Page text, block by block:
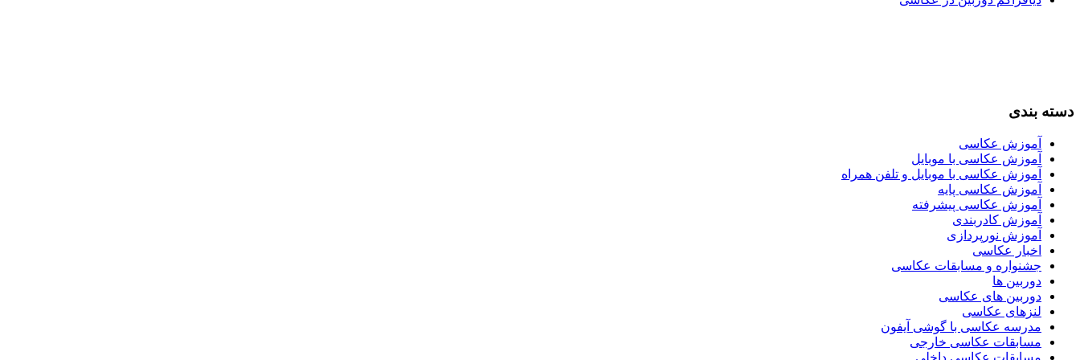
دسته بندی
آموزش عکاسی
آموزش عکاسی با موبایل
آموزش عکاسی با موبایل و تلفن همراه
آموزش عکاسی پایه
آموزش عکاسی پیشرفته
آموزش کادربندی
آموزش نورپردازی
اخبار عکاسی
جشنواره و مسابقات عکاسی
دوربین ها
دوربین های عکاسی
لنزهای عکاسی
مدرسه عکاسی با گوشی آیفون
مسابقات عکاسی خارجی
مسابقات عکاسی داخلی